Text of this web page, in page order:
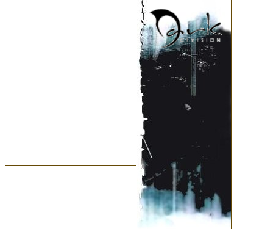
Позже, в группу вдохнул
на тот момент,
Снежана Пестрикова. В
полноформатного
деятельность. Но,
потрясение – коллектив
Вскоре, место гитариста